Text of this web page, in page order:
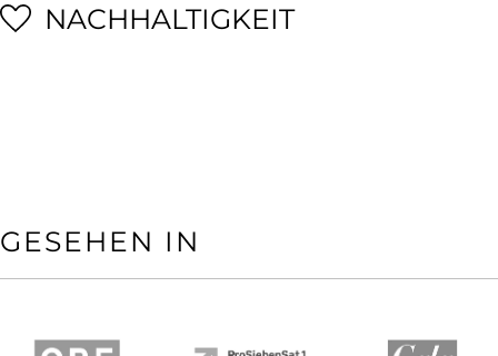
NACHHALTIGKEIT
GESEHEN IN